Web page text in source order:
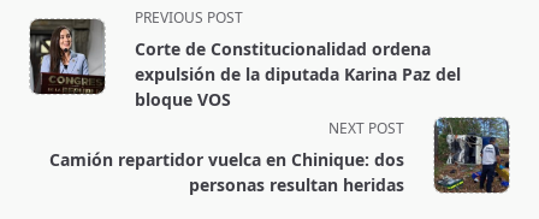
<span
class="nav-
subtitle
screen-
text">Page</span>
PREVIOUS POST
Corte de Constitucionalidad ordena
expulsión de la diputada Karina Paz del
bloque VOS
NEXT POST
Camión repartidor vuelca en Chinique: dos
personas resultan heridas